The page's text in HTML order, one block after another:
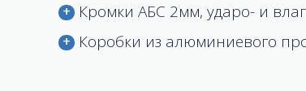
Кромки АБС 2мм, ударо- и
Коробки из алюминиевого